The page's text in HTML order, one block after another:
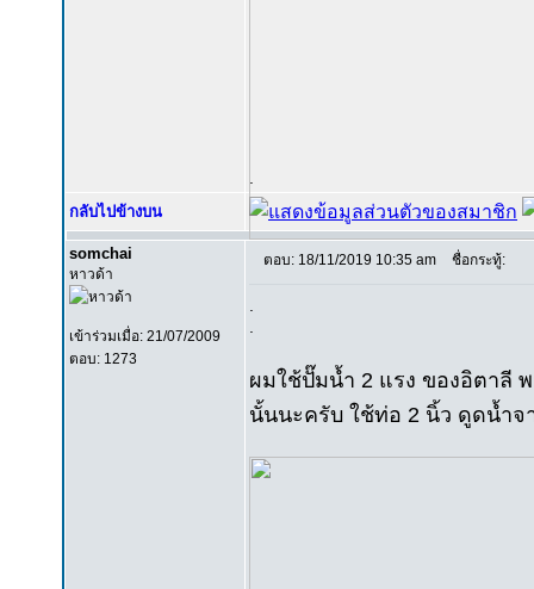
กลับไปข้างบน
somchai
หาวด้า
เข้าร่วมเมื่อ: 21/07/2009
ตอบ: 1273
ตอบ: 18/11/2019 10:35 am ชื่อกระทู้:
ผมใช้ปั๊มน้ำ 2 แรง ของอิตาลี
นั้นนะครับ ใช้ท่อ 2 นิ้ว ดูดน้ำจ